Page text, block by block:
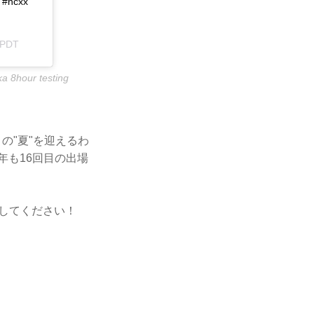
8hour testing
"夏"を迎えるわ
も16回目の出場
てください！